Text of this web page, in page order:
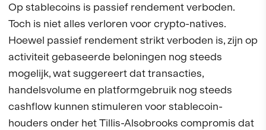
Op stablecoins is passief rendement verboden.
Toch is niet alles verloren voor crypto-natives.
Hoewel passief rendement strikt verboden is, zijn op
activiteit gebaseerde beloningen nog steeds
mogelijk, wat suggereert dat transacties,
handelsvolume en platformgebruik nog steeds
cashflow kunnen stimuleren voor stablecoin-
houders onder het Tillis-Alsobrooks compromis dat